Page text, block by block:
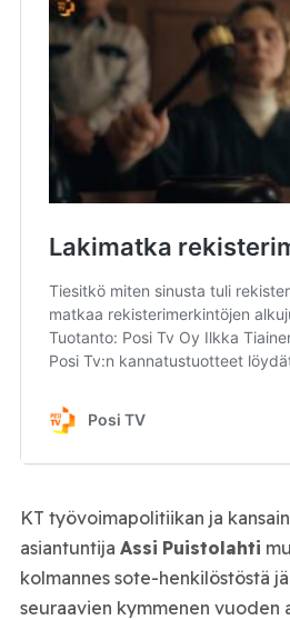
KT työvoimapolitiikan ja
asiantuntija Assi Puistolahti
kolmannes sote-henkilöstöstä
seuraavien kymmenen vuoden